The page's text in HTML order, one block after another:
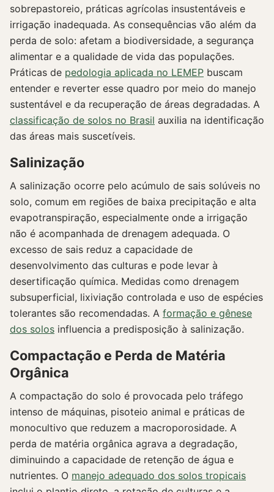
sobrepastoreio, práticas agrícolas insustentáveis e
irrigação inadequada. As consequências vão além da
perda de solo: afetam a biodiversidade, a segurança
alimentar e a qualidade de vida das populações.
Práticas de pedologia aplicada no LEMEP buscam
entender e reverter esse quadro por meio do manejo
sustentável e da recuperação de áreas degradadas. A
classificação de solos no Brasil auxilia na identificação
das áreas mais suscetíveis.
Salinização
A salinização ocorre pelo acúmulo de sais solúveis no
solo, comum em regiões de baixa precipitação e alta
evapotranspiração, especialmente onde a irrigação
não é acompanhada de drenagem adequada. O
excesso de sais reduz a capacidade de
desenvolvimento das culturas e pode levar à
desertificação química. Medidas como drenagem
subsuperficial, lixiviação controlada e uso de espécies
tolerantes são recomendadas. A formação e gênese
dos solos influencia a predisposição à salinização.
Compactação e Perda de Matéria
Orgânica
A compactação do solo é provocada pelo tráfego
intenso de máquinas, pisoteio animal e práticas de
monocultivo que reduzem a macroporosidade. A
perda de matéria orgânica agrava a degradação,
diminuindo a capacidade de retenção de água e
nutrientes. O manejo adequado dos solos tropicais